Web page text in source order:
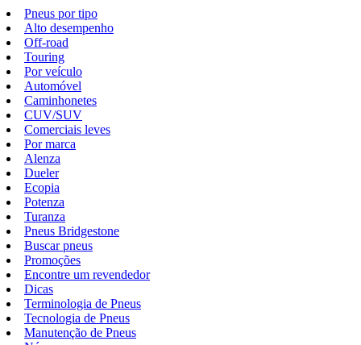
Pneus por tipo
Alto desempenho
Off-road
Touring
Por veículo
Automóvel
Caminhonetes
CUV/SUV
Comerciais leves
Por marca
Alenza
Dueler
Ecopia
Potenza
Turanza
Pneus Bridgestone
Buscar pneus
Promoções
Encontre um revendedor
Dicas
Terminologia de Pneus
Tecnologia de Pneus
Manutenção de Pneus